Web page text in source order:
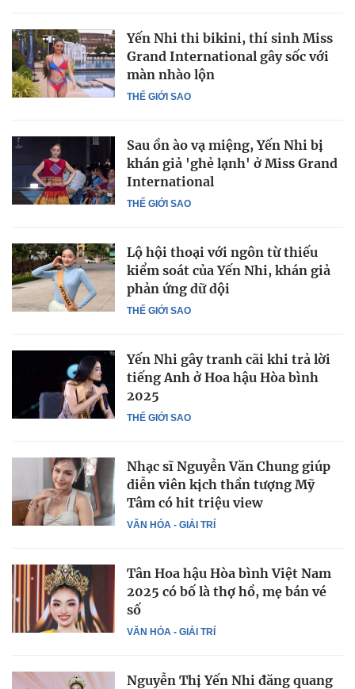
THẾ GIỚI SAO
Yến Nhi thi bikini, thí sinh Miss
Grand International gây sốc với
màn nhào lộn
THẾ GIỚI SAO
Sau ồn ào vạ miệng, Yến Nhi bị
khán giả 'ghẻ lạnh' ở Miss Grand
International
THẾ GIỚI SAO
Lộ hội thoại với ngôn từ thiếu
kiểm soát của Yến Nhi, khán giả
phản ứng dữ dội
THẾ GIỚI SAO
Yến Nhi gây tranh cãi khi trả lời
tiếng Anh ở Hoa hậu Hòa bình
2025
VĂN HÓA - GIẢI TRÍ
Nhạc sĩ Nguyễn Văn Chung giúp
diễn viên kịch thần tượng Mỹ
Tâm có hit triệu view
VĂN HÓA - GIẢI TRÍ
Tân Hoa hậu Hòa bình Việt Nam
2025 có bố là thợ hồ, mẹ bán vé
số
Nguyễn Thị Yến Nhi đăng quang